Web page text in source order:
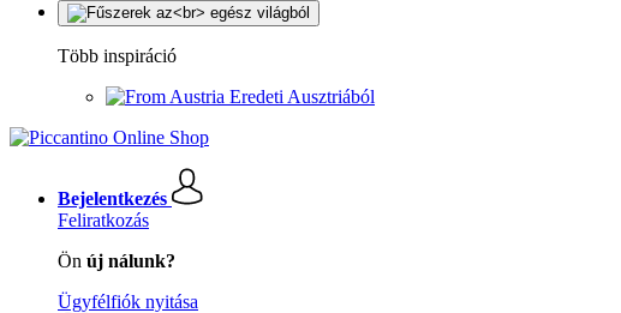
Több inspiráció
Eredeti Ausztriából
Bejelentkezés
Feliratkozás
Ön új nálunk?
Ügyfélfiók nyitása